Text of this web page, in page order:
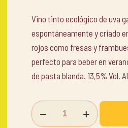
Vino tinto ecológico de uva
espontáneamente y criado
rojos como fresas y
perfecto para beber en
de pasta blanda. 13,5% Vol.
Lágrimas
de